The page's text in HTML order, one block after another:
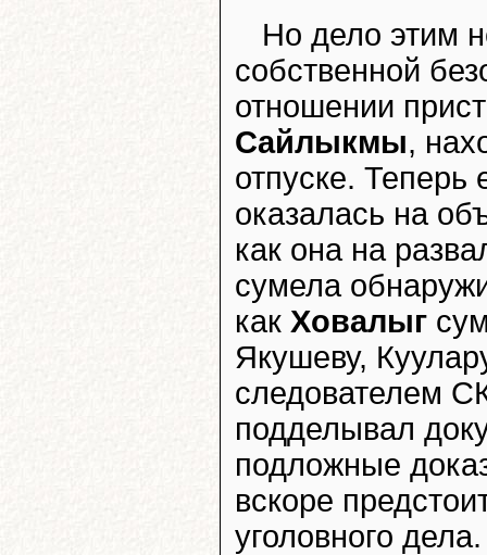
Но дело этим
собственной
отношении
Сайлыкмы,
отпуске. Теперь
оказалась на
как она на
сумела
как Ховалыг
Якушеву,
следователем
подделывал
подложные
вскоре
уголовного дела.